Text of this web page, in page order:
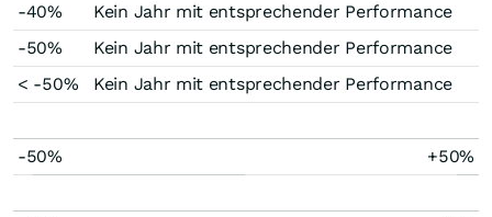
-40%
Kein Jahr mit entsprechender Performance
-50%
Kein Jahr mit entsprechender Performance
< -50%
Kein Jahr mit entsprechender Performance
-50% +50%